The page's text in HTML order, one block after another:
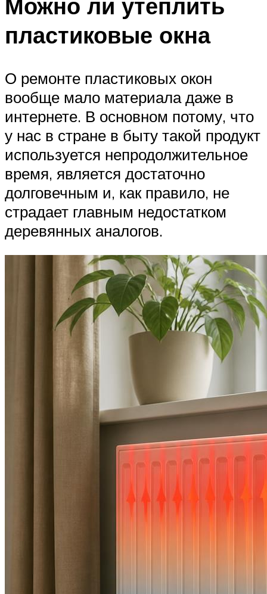
пластиковые окна
О ремонте пластиковых окон
вообще мало материала даже в
интернете. В основном потому, что
у нас в стране в быту такой продукт
используется непродолжительное
время, является достаточно
долговечным и, как правило, не
страдает главным недостатком
деревянных аналогов.